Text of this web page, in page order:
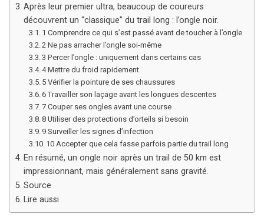
Après leur premier ultra, beaucoup de coureurs
découvrent un “classique” du trail long : l’ongle noir.
1 Comprendre ce qui s’est passé avant de toucher à l’ongle
2 Ne pas arracher l’ongle soi-même
3 Percer l’ongle : uniquement dans certains cas
4 Mettre du froid rapidement
5 Vérifier la pointure de ses chaussures
6 Travailler son laçage avant les longues descentes
7 Couper ses ongles avant une course
8 Utiliser des protections d’orteils si besoin
9 Surveiller les signes d’infection
10 Accepter que cela fasse parfois partie du trail long
En résumé, un ongle noir après un trail de 50 km est
impressionnant, mais généralement sans gravité.
Source
Lire aussi